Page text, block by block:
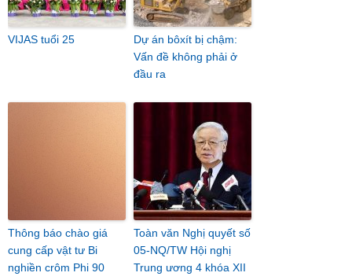
VIJAS tuổi 25
Dự án bôxít bị chậm:
Vấn đề không phải ở
đầu ra
Thông báo chào giá
cung cấp vật tư Bi
nghiền crôm Phi 90
Toàn văn Nghị quyết số
05-NQ/TW Hội nghị
Trung ương 4 khóa XII